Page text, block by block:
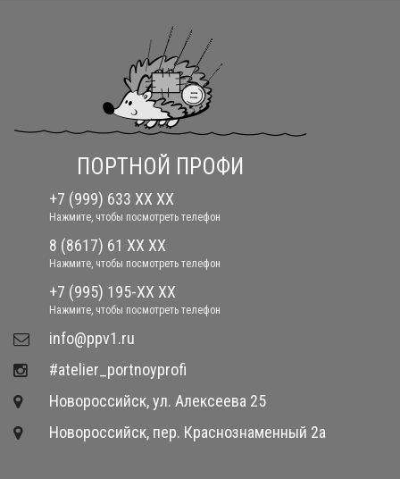
ПОРТНОЙ ПРОФИ
+7 (999) 633 XX XX
Нажмите, чтобы посмотреть телефон
8 (8617) 61 XX XX
Нажмите, чтобы посмотреть телефон
+7 (995) 195-XX XX
Нажмите, чтобы посмотреть телефон
​info@ppv1.ru
#atelier_portnoyprofi
Новороссийск, ул. Алексеева 25
Новороссийск, пер. Краснознаменный 2а